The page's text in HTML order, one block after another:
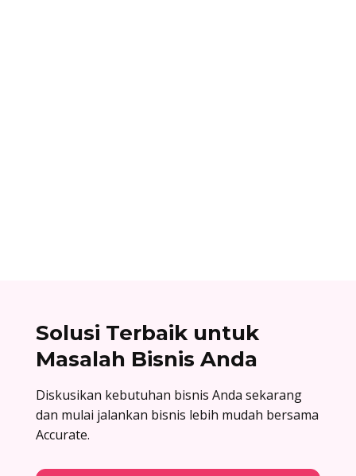
Solusi Terbaik untuk
Masalah Bisnis Anda
Diskusikan kebutuhan bisnis Anda sekarang
dan mulai jalankan bisnis lebih mudah bersama
Accurate.